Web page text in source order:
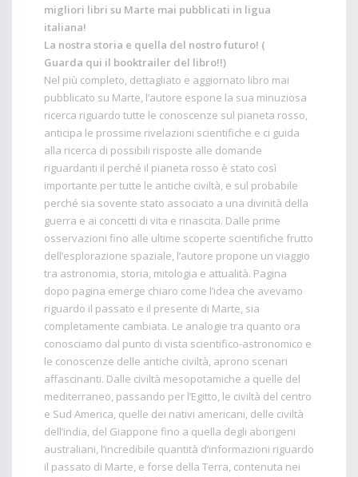
migliori libri su Marte mai pubblicati in ligua
italiana!
La nostra storia e quella del nostro futuro! (
Guarda qui il booktrailer del libro!!)
Nel più completo, dettagliato e aggiornato libro mai
pubblicato su Marte, l’autore espone la sua minuziosa
ricerca riguardo tutte le conoscenze sul pianeta rosso,
anticipa le prossime rivelazioni scientifiche e ci guida
alla ricerca di possibili risposte alle domande
riguardanti il perché il pianeta rosso è stato così
importante per tutte le antiche civiltà, e sul probabile
perché sia sovente stato associato a una divinità della
guerra e ai concetti di vita e rinascita. Dalle prime
osservazioni fino alle ultime scoperte scientifiche frutto
dell’esplorazione spaziale, l’autore propone un viaggio
tra astronomia, storia, mitologia e attualità. Pagina
dopo pagina emerge chiaro come l’idea che avevamo
riguardo il passato e il presente di Marte, sia
completamente cambiata. Le analogie tra quanto ora
conosciamo dal punto di vista scientifico-astronomico e
le conoscenze delle antiche civiltà, aprono scenari
affascinanti. Dalle civiltà mesopotamiche a quelle del
mediterraneo, passando per l’Egitto, le civiltà del centro
e Sud America, quelle dei nativi americani, delle civiltà
dell’india, del Giappone fino a quella degli aborigeni
australiani, l’incredibile quantità d’informazioni riguardo
il passato di Marte, e forse della Terra, contenuta nei